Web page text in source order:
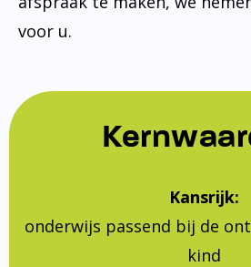
voor u.
Kansrijk:
onderwijs passend bij de
kind